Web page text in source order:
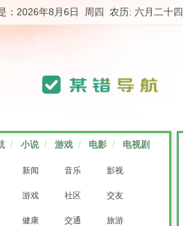
：2026年8月6日 周四 农历: 六月二十四
/ 小说 / 游戏 / 电影 / 电视剧
新闻 音乐 影视
游戏 社区 交友
健康 交通 旅游